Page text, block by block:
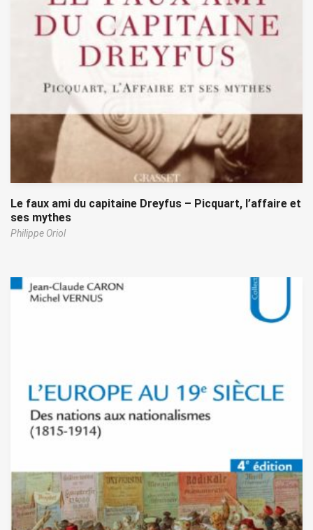
Le faux ami du capitaine Dreyfus – Picquart, l’affaire et
ses mythes
Philippe Oriol